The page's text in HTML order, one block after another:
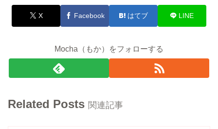
X Facebook はてブ LINE
Mocha（もか）をフォローする
Related Posts 関連記事